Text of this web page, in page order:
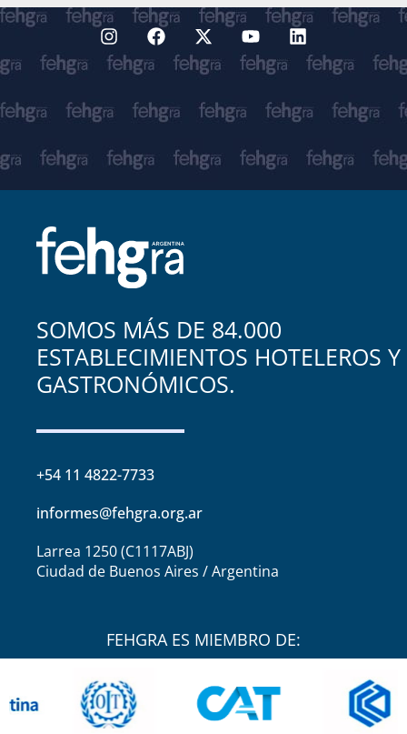
SOMOS MÁS DE 84.000
ESTABLECIMIENTOS HOTELEROS Y
GASTRONÓMICOS.
+54 11 4822-7733
informes@fehgra.org.ar
Larrea 1250 (C1117ABJ)
Ciudad de Buenos Aires / Argentina
FEHGRA ES MIEMBRO DE: